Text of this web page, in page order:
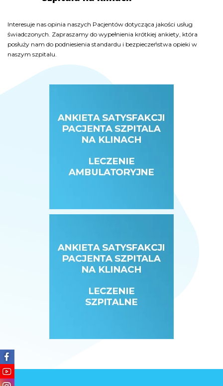
Interesuje nas opinia naszych Pacjentów dotycząca jakości usług
świadczonych. Zapraszamy do wypełnienia krótkiej ankiety, która
posłuży nam do podniesienia standardu i bezpieczeństwa opieki w
naszym szpitalu.
Interesuje nas opinia naszych Pacjentów dotycząca jakości usług
świadczonych. Zapraszamy do wypełnienia krótkiej ankiety, która
posłuży nam do podniesienia standardu i bezpieczeństwa opieki w
naszym szpitalu.
Interesuje nas opinia naszych Pacjentów dotycząca jakości usług
świadczonych. Zapraszamy do wypełnienia krótkiej ankiety, która
posłuży nam do podniesienia standardu i bezpieczeństwa opieki w
naszym szpitalu.